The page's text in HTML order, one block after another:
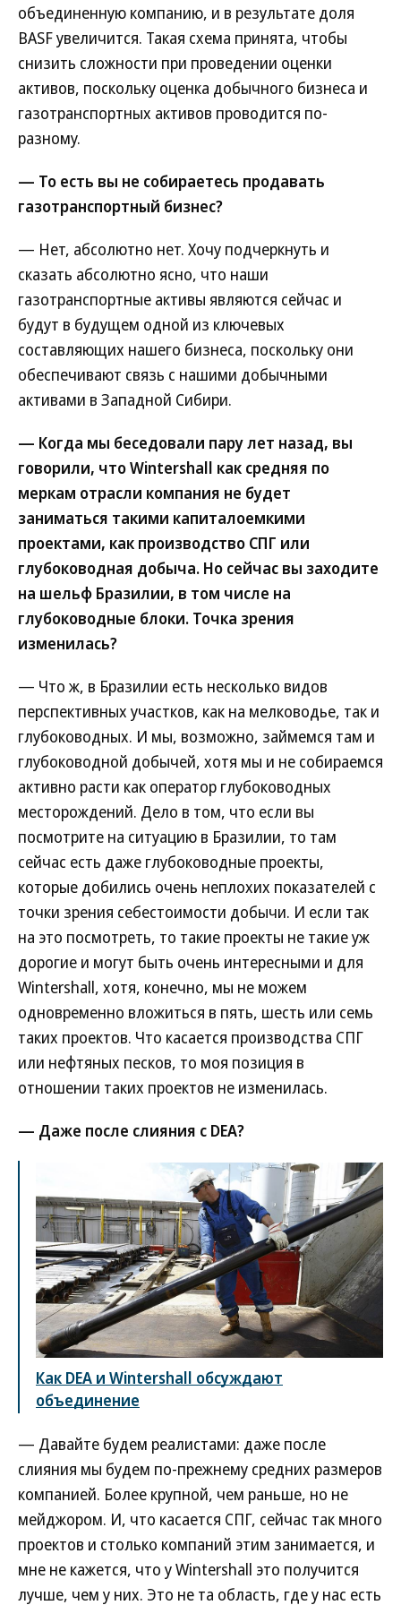
объединенную компанию, и в результате доля
BASF увеличится. Такая схема принята, чтобы
снизить сложности при проведении оценки
активов, поскольку оценка добычного бизнеса и
газотранспортных активов проводится по-
разному.
— То есть вы не собираетесь продавать
газотранспортный бизнес?
— Нет, абсолютно нет. Хочу подчеркнуть и
сказать абсолютно ясно, что наши
газотранспортные активы являются сейчас и
будут в будущем одной из ключевых
составляющих нашего бизнеса, поскольку они
обеспечивают связь с нашими добычными
активами в Западной Сибири.
— Когда мы беседовали пару лет назад, вы
говорили, что Wintershall как средняя по
меркам отрасли компания не будет
заниматься такими капиталоемкими
проектами, как производство СПГ или
глубоководная добыча. Но сейчас вы заходите
на шельф Бразилии, в том числе на
глубоководные блоки. Точка зрения
изменилась?
— Что ж, в Бразилии есть несколько видов
перспективных участков, как на мелководье, так и
глубоководных. И мы, возможно, займемся там и
глубоководной добычей, хотя мы и не собираемся
активно расти как оператор глубоководных
месторождений. Дело в том, что если вы
посмотрите на ситуацию в Бразилии, то там
сейчас есть даже глубоководные проекты,
которые добились очень неплохих показателей с
точки зрения себестоимости добычи. И если так
на это посмотреть, то такие проекты не такие уж
дорогие и могут быть очень интересными и для
Wintershall, хотя, конечно, мы не можем
одновременно вложиться в пять, шесть или семь
таких проектов. Что касается производства СПГ
или нефтяных песков, то моя позиция в
отношении таких проектов не изменилась.
— Даже после слияния с DEA?
Как DEA и Wintershall обсуждают
объединение
— Давайте будем реалистами: даже после
слияния мы будем по-прежнему средних размеров
компанией. Более крупной, чем раньше, но не
мейджором. И, что касается СПГ, сейчас так много
проектов и столько компаний этим занимается, и
мне не кажется, что у Wintershall это получится
лучше, чем у них. Это не та область, где у нас есть